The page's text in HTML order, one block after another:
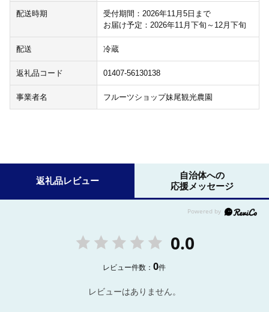
配送時期
受付期間：2026年11月5日まで
お届け予定：2026年11月下旬～12月下旬
配送 冷蔵
返礼品コード 01407-56130138
事業者名 フルーツショップ妹尾観光農園
返礼品レビュー
自治体への
応援メッセージ
0.0
レビュー件数：0件
レビューはありません。